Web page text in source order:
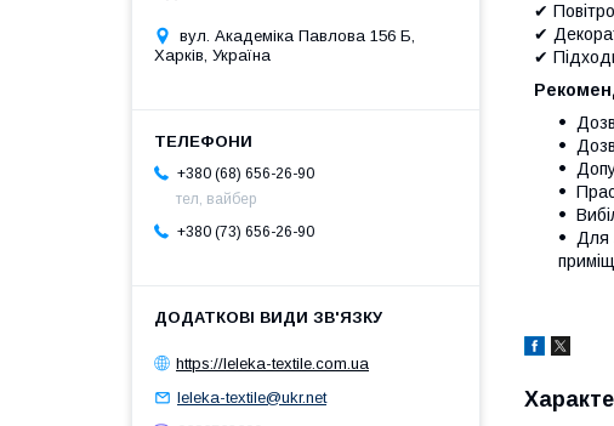
✔
✔
✔
Для
вул. Академіка Павлова 156 Б,
Харків, Україна
+380 (68) 656-26-90
тел, вайбер
+380 (73) 656-26-90
https://leleka-textile.com.ua
leleka-textile@ukr.net